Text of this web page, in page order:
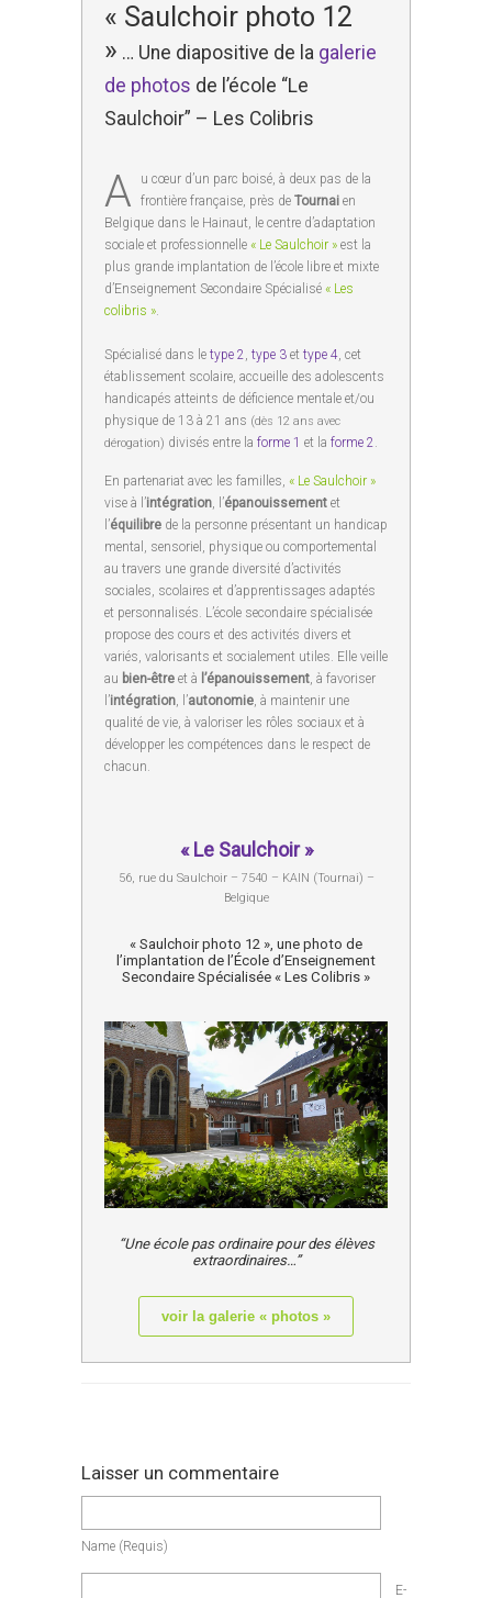
« Saulchoir photo 12
» … Une diapositive de la galerie
de photos de l’école “Le
Saulchoir” – Les Colibris
A
u cœur d’un parc boisé, à deux pas de la
frontière française, près de Tournai en
Belgique dans le Hainaut, le centre d’adaptation
sociale et professionnelle « Le Saulchoir » est la
plus grande implantation de l’école libre et mixte
d’Enseignement Secondaire Spécialisé « Les
colibris ».
Spécialisé dans le type 2, type 3 et type 4, cet
établissement scolaire, accueille des adolescents
handicapés atteints de déficience mentale et/ou
physique de 13 à 21 ans (dès 12 ans avec
dérogation) divisés entre la forme 1 et la forme 2.
En partenariat avec les familles, « Le Saulchoir »
vise à l’intégration, l’épanouissement et
l’équilibre de la personne présentant un handicap
mental, sensoriel, physique ou comportemental
au travers une grande diversité d’activités
sociales, scolaires et d’apprentissages adaptés
et personnalisés. L’école secondaire spécialisée
propose des cours et des activités divers et
variés, valorisants et socialement utiles. Elle veille
au bien-être et à l’épanouissement, à favoriser
l’intégration, l’autonomie, à maintenir une
qualité de vie, à valoriser les rôles sociaux et à
développer les compétences dans le respect de
chacun.
« Le Saulchoir »
56, rue du Saulchoir – 7540 – KAIN (Tournai) –
Belgique
« Saulchoir photo 12 », une photo de
l’implantation de l’École d’Enseignement
Secondaire Spécialisée « Les Colibris »
“Une école pas ordinaire pour des élèves
extraordinaires…”
voir la galerie « photos »
Laisser un commentaire
Name (requis)
E-